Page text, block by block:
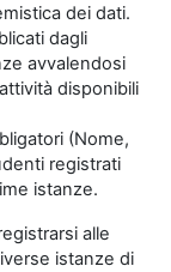
dei dati.
dagli
avvalendosi
disponibili
(Nome,
registrati
istanze.
alle
istanze di